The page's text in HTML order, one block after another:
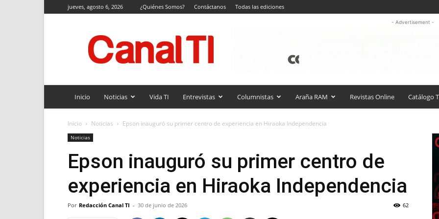
jueves, agosto 6, 2026 ¿Quiénes Somos? Contáctanos Todas las ediciones
TI
- Advertisement -
Inicio Noticias Vida TI Entrevistas Columnistas Araña RAM Revistas Online Catálogo
Inicio Noticias Epson inauguró su primer centro de experiencia en Hiraoka Independencia
Noticias
Epson inauguró su primer centro de
experiencia en Hiraoka Independencia
Por Redacción Canal TI - 30 de junio de 2026 62